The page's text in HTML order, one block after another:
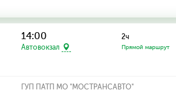
14:00
Автовокзал
2ч
Прямой маршрут
ГУП ПАТП МО "МОСТРАНСАВТО"